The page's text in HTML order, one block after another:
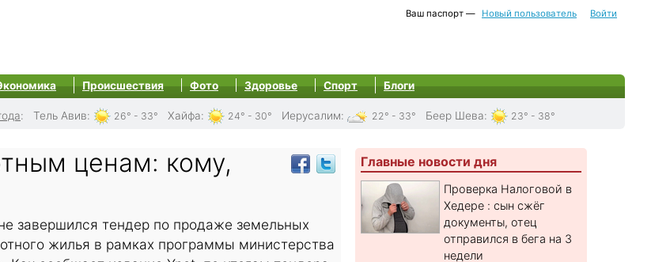
Ваш паспорт — Новый пользователь Войти
Происшествия Фото Здоровье Спорт Блоги
: Тель Авив: 26° - 33° Хайфа: 24° - 30° Иерусалим: 22° - 33° Беер Шева: 23° - 38°
ценам: кому,
завершился тендер по продаже земельных
жилья в рамках программы министерства
Главные новости дня
Проверка Налоговой в
Хедере : сын сжёг
документы, отец
отправился в бега на 3
недели